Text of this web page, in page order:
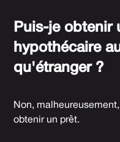
Puis-je obtenir
hypothécaire
qu'étranger ?
Non,
obtenir un prêt.